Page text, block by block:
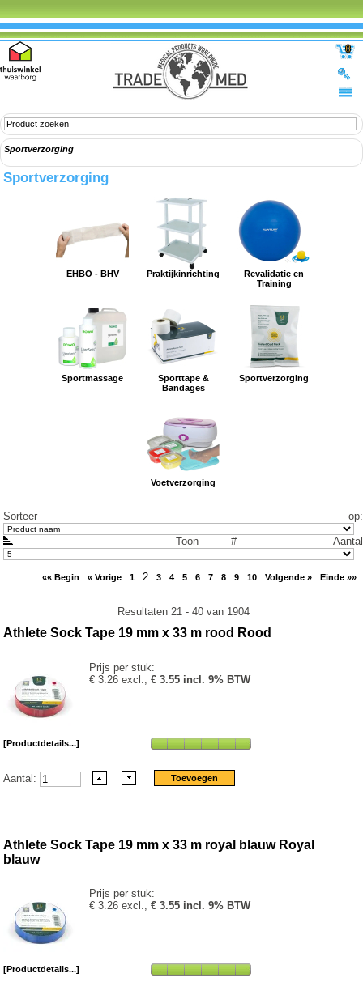
0
Sportverzorging
Sportverzorging
EHBO - BHV Praktijkinrichting
Revalidatie en
Training
Sportmassage
Sporttape &
Bandages
Sportverzorging
Voetverzorging
Sorteer op:
Toon # Aantal
«« Begin « Vorige 1 2 3 4 5 6 7 8 9 10 Volgende » Einde »»
Resultaten 21 - 40 van 1904
Athlete Sock Tape 19 mm x 33 m rood Rood
Prijs per stuk:
€ 3.26 excl.,€ 3.55 incl. 9% BTW
[Productdetails...]
Aantal:
Athlete Sock Tape 19 mm x 33 m royal blauw Royal
blauw
Prijs per stuk:
€ 3.26 excl.,€ 3.55 incl. 9% BTW
[Productdetails...]